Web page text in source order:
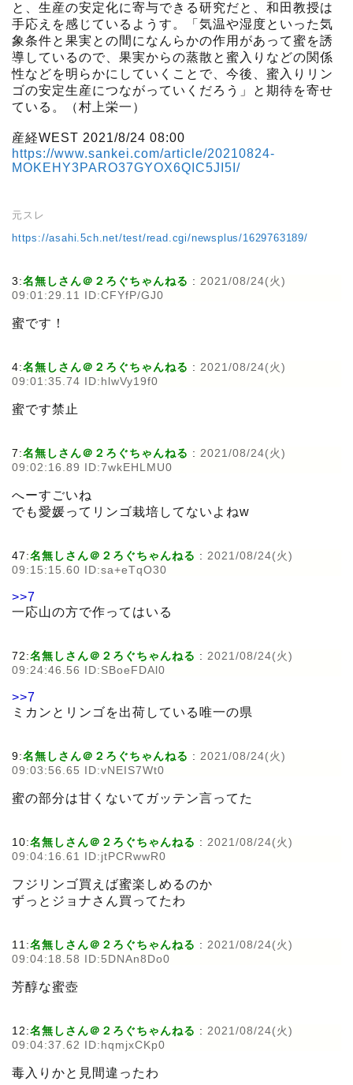
と、生産の安定化に寄与できる研究だと、和田教授は
手応えを感じているようす。「気温や湿度といった気
象条件と果実との間になんらかの作用があって蜜を誘
導しているので、果実からの蒸散と蜜入りなどの関係
性などを明らかにしていくことで、今後、蜜入りリン
ゴの安定生産につながっていくだろう」と期待を寄せ
ている。（村上栄一）
産経WEST 2021/8/24 08:00
https://www.sankei.com/article/20210824-
MOKEHY3PARO37GYOX6QIC5JI5I/
元スレ
https://asahi.5ch.net/test/read.cgi/newsplus/1629763189/
3:名無しさん＠２ろぐちゃんねる : 2021/08/24(火)
09:01:29.11 ID:CFYfP/GJ0
蜜です！
4:名無しさん＠２ろぐちゃんねる : 2021/08/24(火)
09:01:35.74 ID:hlwVy19f0
蜜です禁止
7:名無しさん＠２ろぐちゃんねる : 2021/08/24(火)
09:02:16.89 ID:7wkEHLMU0
へーすごいね
でも愛媛ってリンゴ栽培してないよねw
47:名無しさん＠２ろぐちゃんねる : 2021/08/24(火)
09:15:15.60 ID:sa+eTqO30
>>7
一応山の方で作ってはいる
72:名無しさん＠２ろぐちゃんねる : 2021/08/24(火)
09:24:46.56 ID:SBoeFDAl0
>>7
ミカンとリンゴを出荷している唯一の県
9:名無しさん＠２ろぐちゃんねる : 2021/08/24(火)
09:03:56.65 ID:vNEIS7Wt0
蜜の部分は甘くないてガッテン言ってた
10:名無しさん＠２ろぐちゃんねる : 2021/08/24(火)
09:04:16.61 ID:jtPCRwwR0
フジリンゴ買えば蜜楽しめるのか
ずっとジョナさん買ってたわ
11:名無しさん＠２ろぐちゃんねる : 2021/08/24(火)
09:04:18.58 ID:5DNAn8Do0
芳醇な蜜壺
12:名無しさん＠２ろぐちゃんねる : 2021/08/24(火)
09:04:37.62 ID:hqmjxCKp0
毒入りかと見間違ったわ